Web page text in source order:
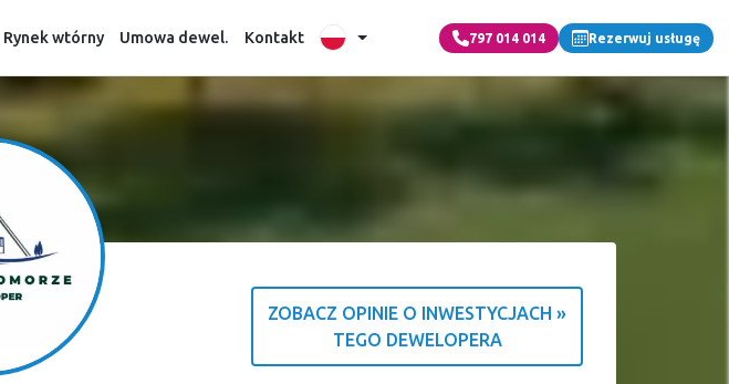
Rynek wtórny Umowa dewel. Kontakt 797 014 014 Rezerwuj usługę
ZOBACZ OPINIE O INWESTYCJACH »
TEGO DEWELOPERA